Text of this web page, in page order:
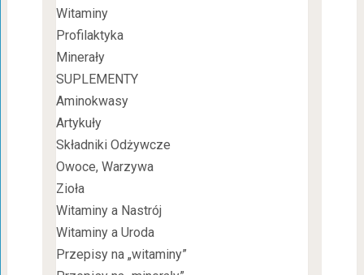
Witaminy
Profilaktyka
Minerały
SUPLEMENTY
Aminokwasy
Artykuły
Składniki Odżywcze
Owoce, Warzywa
Zioła
Witaminy a Nastrój
Witaminy a Uroda
Przepisy na „witaminy”